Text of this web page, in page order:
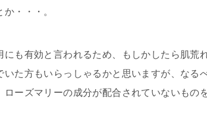
・・・。
にも有効と言われるため、もしかしたら肌荒
た方もいらっしゃるかと思いますが、なる
ーズマリーの成分が配合されていないもの